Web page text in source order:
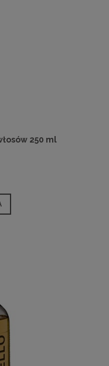
250 ml